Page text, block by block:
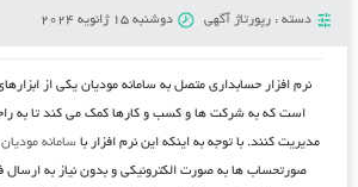
دسته : رپورتاژ آگهی دوشنبه 15 ژانویه 2024
نرم افزار حسابداری متصل به سامانه مودیان یکی از
است که به شرکت ‌ها و کسب و کارها کمک می ‌کند تا به
مدیریت کنند. با توجه به اینکه این نرم افزار با سامانه مودیان
صورتحساب ‌ها به صورت الکترونیکی و بدون نیاز به ارسال